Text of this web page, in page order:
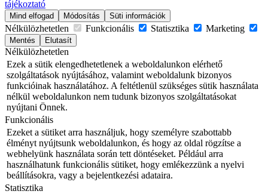
tájékoztató
Mind elfogad Módosítás Süti információk
Nélkülözhetetlen Funkcionális Statisztika Marketing
Mentés Elutasít
Nélkülözhetetlen
Ezek a sütik elengedhetetlenek a weboldalunkon elérhető
szolgáltatások nyújtásához, valamint weboldalunk bizonyos
funkcióinak használatához. A feltétlenül szükséges sütik használata
nélkül weboldalunkon nem tudunk bizonyos szolgáltatásokat
nyújtani Önnek.
Funkcionális
Ezeket a sütiket arra használjuk, hogy személyre szabottabb
élményt nyújtsunk weboldalunkon, és hogy az oldal rögzítse a
webhelyünk használata során tett döntéseket. Például arra
használhatunk funkcionális sütiket, hogy emlékezzünk a nyelvi
beállításokra, vagy a bejelentkezési adataira.
Statisztika